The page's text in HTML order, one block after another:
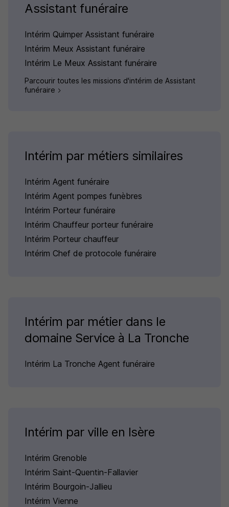
Assistant funéraire
Intérim Quimper Assistant funéraire
Intérim Meux Assistant funéraire
Intérim Le Meux Assistant funéraire
Parcourir toutes les missions d'intérim de Assistant
funéraire
Intérim par métiers similaires
Intérim Agent funéraire
Intérim Agent pompes funèbres
Intérim Porteur funéraire
Intérim Chauffeur porteur funéraire
Intérim Porteur chauffeur
Intérim Chef de protocole funéraire
Intérim par métier dans le
domaine Service à La Tronche
Intérim La Tronche Agent funéraire
Intérim par ville en Isère
Intérim Grenoble
Intérim Saint-Quentin-Fallavier
Intérim Bourgoin-Jallieu
Intérim Vienne